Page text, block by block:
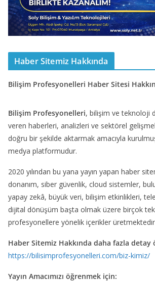
Haber Sitemiz Hakkında
Bilişim Profesyonelleri Haber Sitesi
Bilişim Profesyonelleri, bilişim ve teknoloji
veren haberleri, analizleri ve sektörel
doğru bir şekilde aktarmak amacıyla
medya platformudur.
2020 yılından bu yana yayın yapan haber
donanım, siber güvenlik, cloud sistemler,
yapay zekâ, büyük veri, bilişim etkinlikleri,
dijital dönüşüm başta olmak üzere birçok
profesyonellere yönelik içerikler
Haber Sitemiz Hakkında daha fazla detay
https://bilisimprofesyonelleri.com/biz-kimiz/
Yayın Amacımızı öğrenmek için: